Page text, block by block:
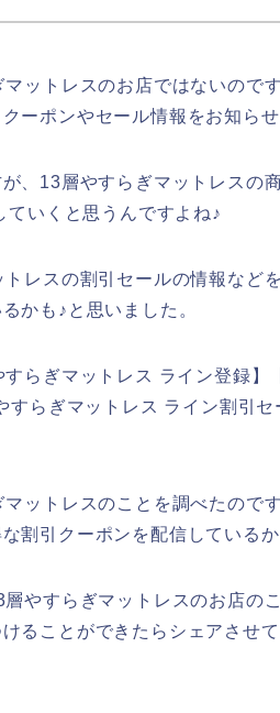
ットレスのお店ではないので
ーポンやセール情報をお知らせ
、13層やすらぎマットレスの
いくと思うんですよね♪
レスの割引セールの情報など
かも♪と思いました。
らぎマットレス ライン登録】
すらぎマットレス ライン割引
ットレスのことを調べたので
割引クーポンを配信している
やすらぎマットレスのお店の
ることができたらシェアさせ